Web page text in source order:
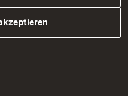
und
Kopf, der bestens